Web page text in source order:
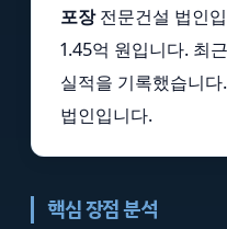
포장전문건설 법인
1.45억 원입니다. 최
실적을 기록했습니
법인입니다.
핵심 장점 분석